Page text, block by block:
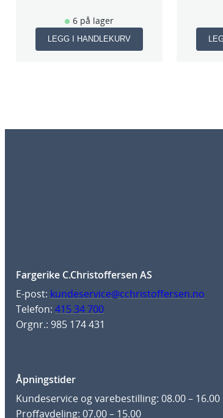
6 på lager
LEGG I HANDLEKURV
Fargerike C.Christoffersen AS
E-post: kundeservice@cchristoffersen.no
Telefon: 415 34 700
Orgnr.: 985 174 431
Åpningstider
Kundeservice og varebestilling: 08.00 – 16.00
Proffavdeling: 07.00 – 15.00